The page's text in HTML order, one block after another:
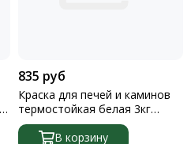
835 руб
Краска для печей и каминов
термостойкая белая 3кг
АЛЬФА
В корзину